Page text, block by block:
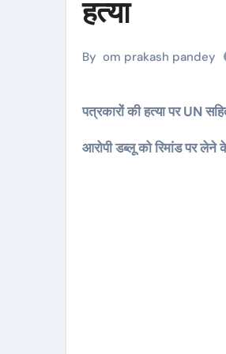
हत्या
By om prakash pandey
पत्रकारों की हत्या पर UN
आरोपी डब्लू को रिमांड पर लेने